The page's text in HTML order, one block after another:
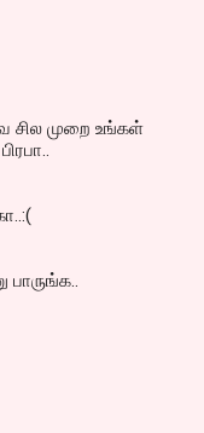
சில முறை உங்கள்